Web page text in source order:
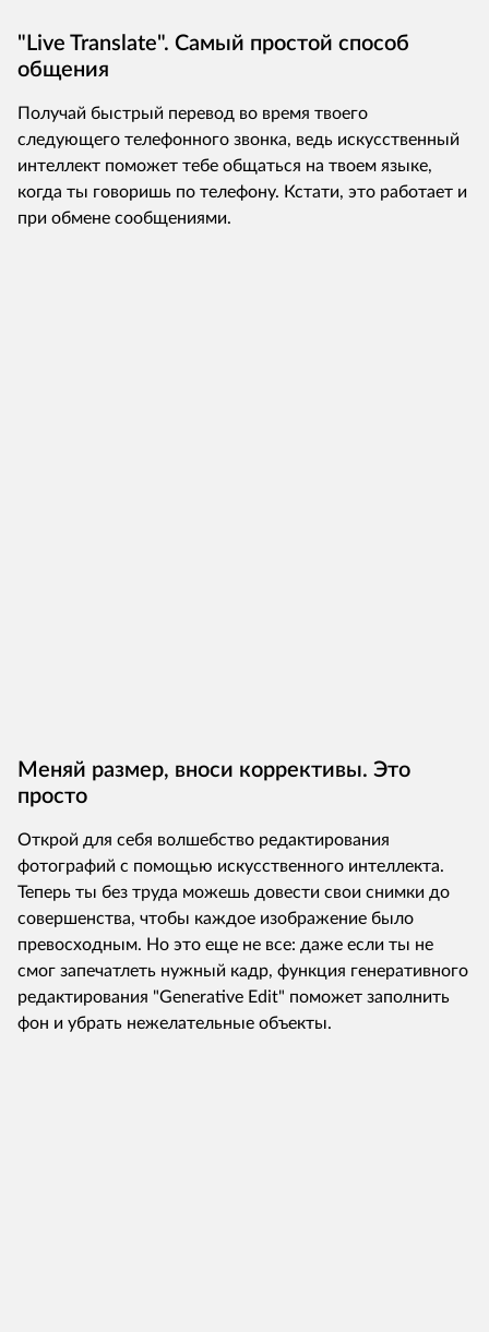
"Live Translate". Самый простой способ
общения
Получай быстрый перевод во время твоего
следующего телефонного звонка, ведь искусственный
интеллект поможет тебе общаться на твоем языке,
когда ты говоришь по телефону. Кстати, это работает и
при обмене сообщениями.
Меняй размер, вноси коррективы. Это
просто
Открой для себя волшебство редактирования
фотографий с помощью искусственного интеллекта.
Теперь ты без труда можешь довести свои снимки до
совершенства, чтобы каждое изображение было
превосходным. Но это еще не все: даже если ты не
смог запечатлеть нужный кадр, функция генеративного
редактирования "Generative Edit" поможет заполнить
фон и убрать нежелательные объекты.